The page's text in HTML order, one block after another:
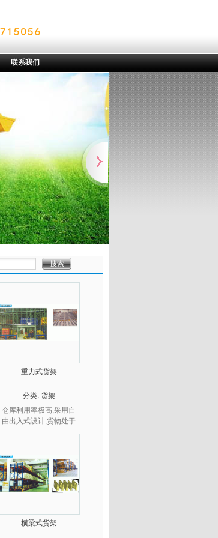
联系我们
重力式货架
分类: 货架
仓库利用率极高,采用自
由出入式设计,货物处于
流动状态,取货快捷,尤其
横梁式货架